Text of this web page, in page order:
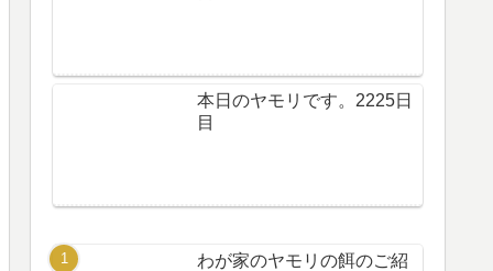
本日のヤモリです。2225日
目
わが家のヤモリの餌のご紹